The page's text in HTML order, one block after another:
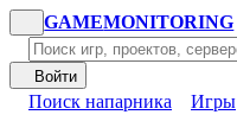
GAMEMONITORING
Войти
Поиск напарника Игры